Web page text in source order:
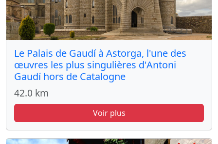
Le Palais de Gaudí à Astorga, l'une des
œuvres les plus singulières d'Antoni
Gaudí hors de Catalogne
42.0 km
Voir plus